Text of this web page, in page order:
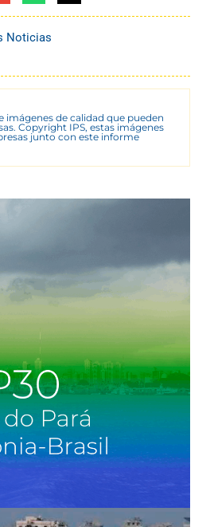
Noticias
imágenes de calidad que pueden
Copyright IPS, estas imágenes
junto con este informe